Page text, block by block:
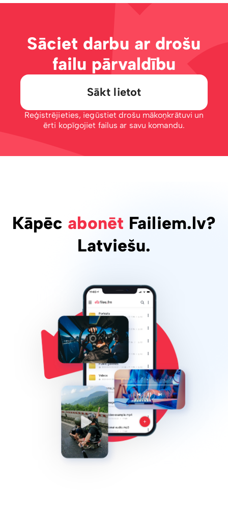
Sāciet darbu ar drošu
failu pārvaldību
Sākt lietot
Reģistrējieties, iegūstiet drošu mākoņkrātuvi un
ērti kopīgojiet failus ar savu komandu.
Kāpēc abonēt Failiem.lv?
Latviešu.